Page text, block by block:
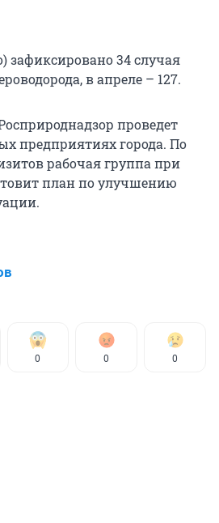
зафиксировано 34 случая
в апреле – 127.
проведет
предприятиях города. По
рабочая группа при
план по улучшению
0 0 0